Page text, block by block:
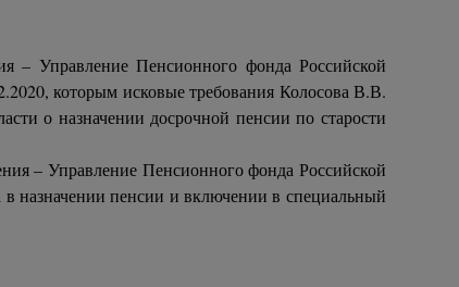
– Управление Пенсионного фонда Российской
которым исковые требования Колосова В.В.
о назначении досрочной пенсии по старости
– Управление Пенсионного фонда Российской
в назначении пенсии и включении в специальный